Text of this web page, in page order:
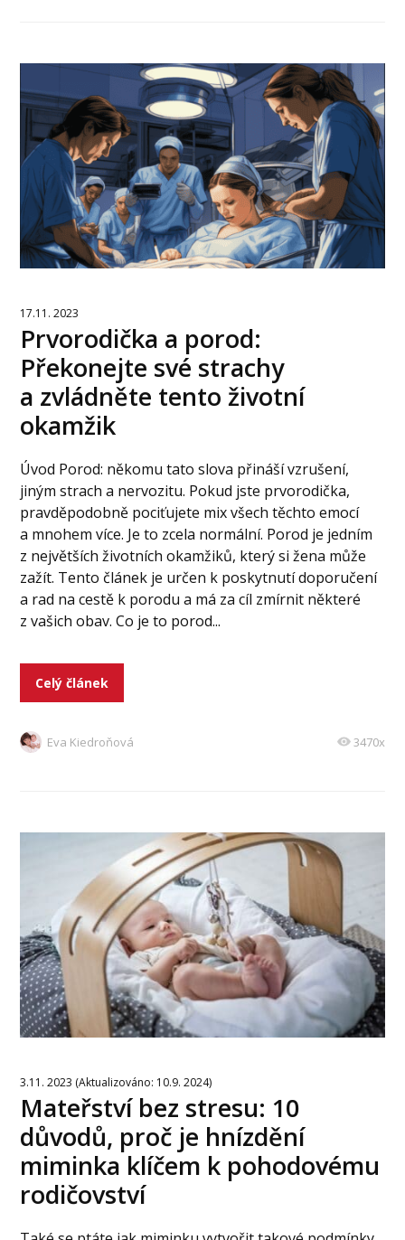
17.11. 2023
Prvorodička a porod:
Překonejte své strachy
a zvládněte tento životní
okamžik
Úvod Porod: někomu tato slova přináší vzrušení,
jiným strach a nervozitu. Pokud jste prvorodička,
pravděpodobně pociťujete mix všech těchto emocí
a mnohem více. Je to zcela normální. Porod je jedním
z největších životních okamžiků, který si žena může
zažít. Tento článek je určen k poskytnutí doporučení
a rad na cestě k porodu a má za cíl zmírnit některé
z vašich obav. Co je to porod...
Celý článek
Eva Kiedroňová 3470x
3.11. 2023 (Aktualizováno: 10.9. 2024)
Mateřství bez stresu: 10
důvodů, proč je hnízdění
miminka klíčem k pohodovému
rodičovství